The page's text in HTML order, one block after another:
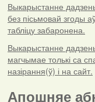
Выкарыстанне
без пісьмовай згоды
табліцу забаронена.
Выкарыстанне
магчымае толькі са
назірання(ў) і на сайт.
Апошняе